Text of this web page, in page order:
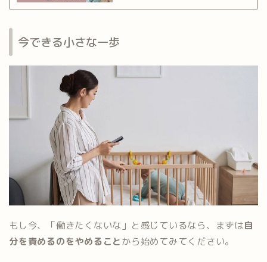
今できる小さな一歩
もし今、「働きたくないな」と感じているなら、まずは自
分を責めるのをやめることから始めてみてください。